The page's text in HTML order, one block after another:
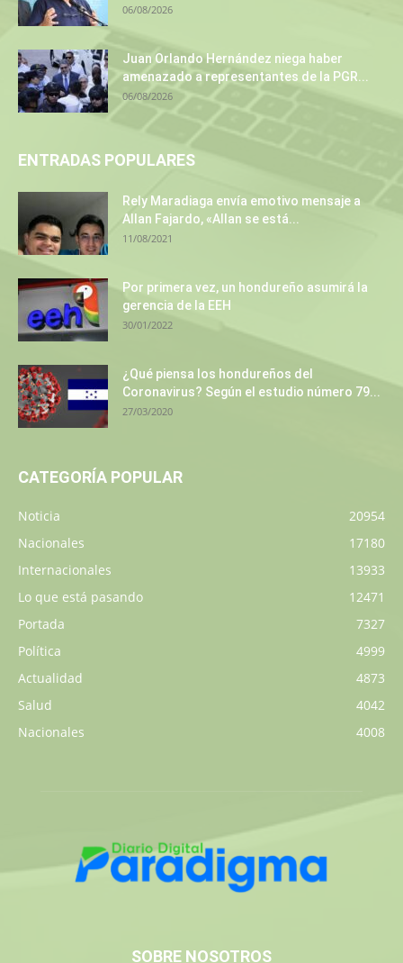
06/08/2026
Juan Orlando Hernández niega haber
amenazado a representantes de la PGR...
06/08/2026
ENTRADAS POPULARES
Rely Maradiaga envía emotivo mensaje a
Allan Fajardo, «Allan se está...
11/08/2021
Por primera vez, un hondureño asumirá la
gerencia de la EEH
30/01/2022
¿Qué piensa los hondureños del
Coronavirus? Según el estudio número 79...
27/03/2020
CATEGORÍA POPULAR
Noticia
20954
Nacionales
17180
Internacionales
13933
Lo que está pasando
12471
Portada
7327
Política
4999
Actualidad
4873
Salud
4042
Nacionales
4008
SOBRE NOSOTROS